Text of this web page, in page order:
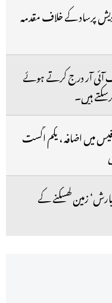
پرساد کے خلاف مقدمہ
آئی آر درج کرتے ہوئے
ہیں۔
میں اضافہ ، یکم اگست
زمین کھسکنے کے